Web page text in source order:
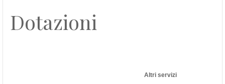
Dotazioni
Altri servizi